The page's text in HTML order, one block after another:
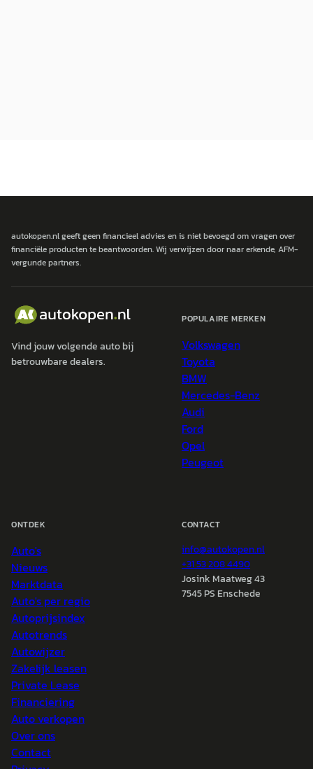
autokopen.nl geeft geen financieel advies en is niet bevoegd om vragen over
financiële producten te beantwoorden. Wij verwijzen door naar erkende, AFM-
vergunde partners.
Vind jouw volgende auto bij
betrouwbare dealers.
POPULAIRE MERKEN
Volkswagen
Toyota
BMW
Mercedes-Benz
Audi
Ford
Opel
Peugeot
ONTDEK
Auto's
Nieuws
Marktdata
Auto's per regio
Autoprijsindex
Autotrends
Autowijzer
Zakelijk leasen
Private Lease
Financiering
Auto verkopen
Over ons
Contact
CONTACT
info@autokopen.nl
+31 53 208 4490
Josink Maatweg 43
7545 PS Enschede